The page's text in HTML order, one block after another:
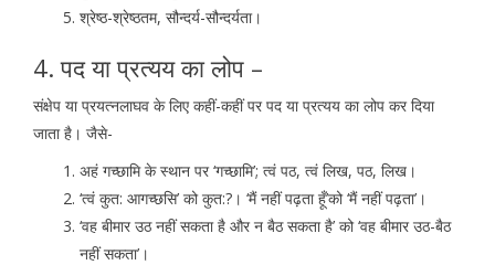
श्रेष्ठ-श्रेष्ठतम, सौन्दर्य-सौन्दर्यता।
4. पद या प्रत्यय का लोप –
संक्षेप या प्रयत्नलाघव के लिए कहीं-कहीं पर पद या प्रत्यय का लोप कर दिया
जाता है। जैसे-
अहं गच्छामि के स्थान पर ‘गच्छामि’; त्वं पठ, त्वं लिख, पठ, लिख।
‘त्वं कुत: आगच्छसि’ को कुत:?। ‘मैं नहीं पढ़ता हूँ’को ‘मैं नहीं पढ़ता’।
‘वह बीमार उठ नहीं सकता है और न बैठ सकता है’ को ‘वह बीमार उठ-बैठ
नहीं सकता’।